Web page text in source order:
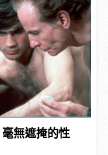
無遮掩的性